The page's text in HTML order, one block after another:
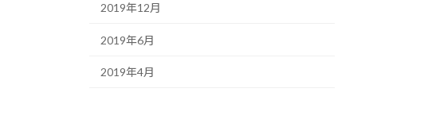
2019年12月
2019年6月
2019年4月